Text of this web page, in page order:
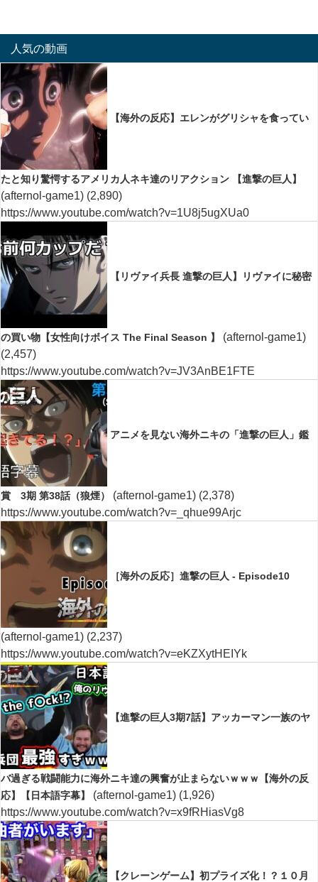
人気の動画
【海外の反応】エレンがグリシャを食ってい
たと知り驚愕するアメリカ人ネキ達のリアクション 【進撃の巨人】
(afternol-game1) (2,890)
https://www.youtube.com/watch?v=1U8j5ugXUa0
【リヴァイ兵長 進撃の巨人】リヴァイに秘密
の買い物【女性向けボイス The Final Season 】
(afternol-game1)
(2,457)
https://www.youtube.com/watch?v=JV3AnBE1FTE
アニメを見ない海外ニキの「進撃の巨人」鑑
賞 3期 第38話（狼煙） (afternol-game1) (2,378)
https://www.youtube.com/watch?v=_qhue99Arjc
［海外の反応］進撃の巨人 - Episode10
(afternol-game1) (2,237)
https://www.youtube.com/watch?v=eKZXytHEIYk
【進撃の巨人3期7話】アッカーマン一族のヤ
バ過ぎる戦闘能力に海外ニキ達の興奮が止まらないｗｗｗ【海外の反
応】【日本語字幕】
(afternol-game1) (1,926)
https://www.youtube.com/watch?v=x9fRHiasVg8
【クレーンゲーム】初プライズ化！？１０月